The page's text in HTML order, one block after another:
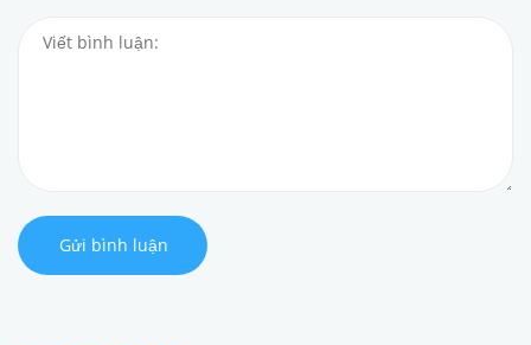
Gửi bình luận